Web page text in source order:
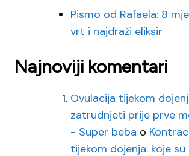
Pismo od Rafaela: 8
vrt i najdraži eliksir
Najnoviji komentari
Ovulacija tijekom
zatrudnjeti prije prve
- Super beba o
tijekom dojenja: koje